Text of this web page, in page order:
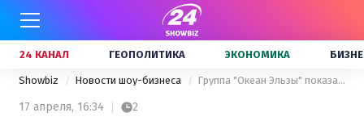
24 КАНАЛ ГЕОПОЛИТИКА ЭКОНОМИКА
Showbiz Новости шоу-бизнеса Группа "Океан Эльзы" показала закулисье съемок клипа в США: яркие фото
17 апреля, 16:34 2